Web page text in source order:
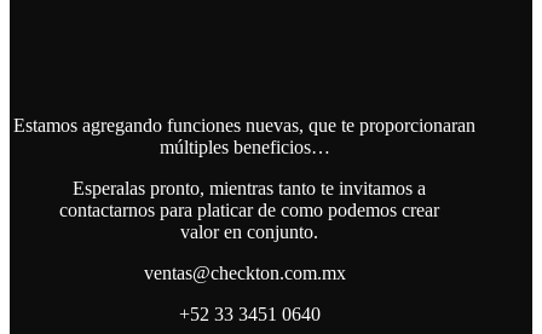
Estamos agregando funciones nuevas, que te proporcionaran
múltiples beneficios…
Esperalas pronto, mientras tanto te invitamos a
contactarnos para platicar de como podemos crear
valor en conjunto.
ventas@checkton.com.mx
+52 33 3451 0640